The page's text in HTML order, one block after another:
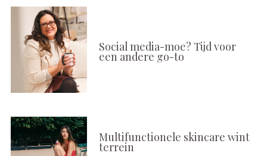
Social media-moe? Tijd voor
een andere go-to
Multifunctionele skincare wint
terrein